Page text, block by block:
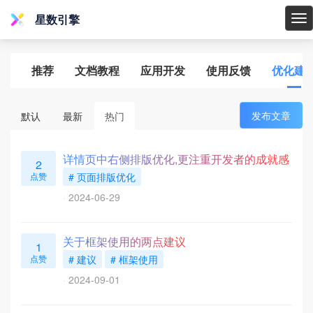
星
引
擎
星数引擎
推荐 文档教程 应用开发 使用反馈 优化建
默认 最新 热门 发布文章
2
点赞
详情页中右侧排版优化,更注重开发者的成就感
# 页面排版优化
2024-06-29
1
点赞
关于框架使用的两点建议
# 建议
# 框架使用
2024-09-01